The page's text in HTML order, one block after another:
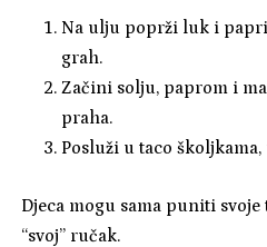
Na ulju poprži luk i
grah.
Začini solju, paprom i
praha.
Posluži u taco
Djeca mogu sama puniti
“svoj” ručak.